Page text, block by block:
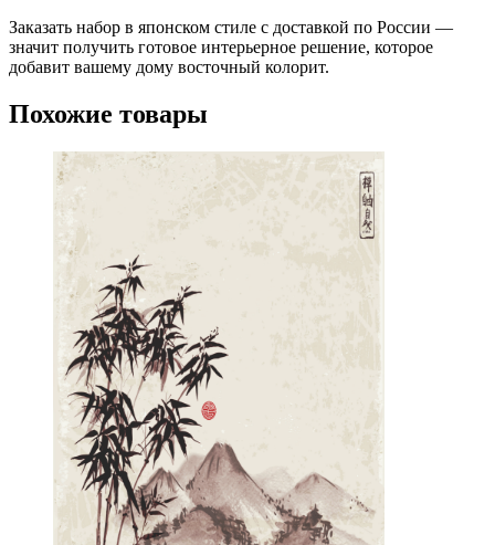
Заказать набор в японском стиле с доставкой по России —
значит получить готовое интерьерное решение, которое
добавит вашему дому восточный колорит.
Похожие товары